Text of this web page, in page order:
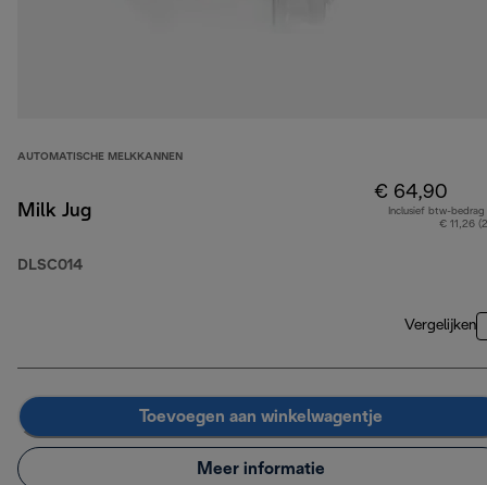
AUTOMATISCHE MELKKANNEN
Milk Jug
DLSC014
€ 64,90
Inclusief btw-bedrag
€ 11,26
Vergelijken
Toevoegen aan winkelwagentje
Meer informatie